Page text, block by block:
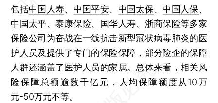
包括中国人寿、 中国平安、 中国太保、 中国人保、
中国太平、泰康保险、 国华人寿、 浙商保险等多家
保险公司为奋战在一线抗击新型冠状病毒肺炎的医
护人员及提供了专门的保险保障，部分险企的保障
人群还涵盖了医护人员的家属。总体来看，相关风
险保障总额逾数千亿元，人均保障额度从10万
元-50万元不等。